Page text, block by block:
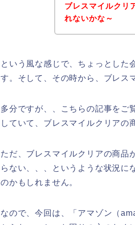
ブレスマイルクリ
れないかな～
という風な感じで、ちょっとした
す。そして、その時から、ブレス
多分ですが、、こちらの記事をご
していて、ブレスマイルクリアの
ただ、ブレスマイルクリアの商品
らない、、、というような状況に
のかもしれません。
なので、今回は、「アマゾン（